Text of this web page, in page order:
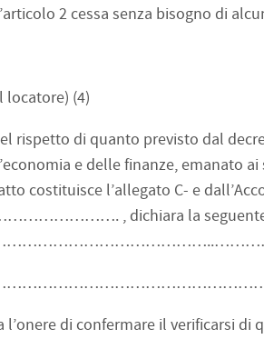
2 cessa senza bisogno di
locatore) (4)
rispetto di quanto previsto dal
e delle finanze, emanato
costituisce l’allegato C- e
, dichiara la seguente
l’onere di confermare il verificarsi